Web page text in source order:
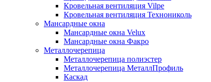
Кровельная вентиляция Vilpe
Кровельная вентиляция Технониколь
Мансардные окна
Мансардные окна Velux
Мансардные окна Факро
Металлочерепица
Металлочерепица полиэстер
Металлочерепица МеталлПрофиль
Каскад